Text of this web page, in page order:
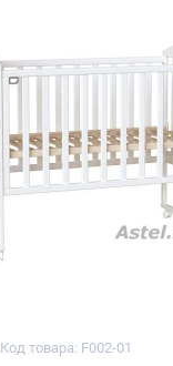
Код товара: F002-01